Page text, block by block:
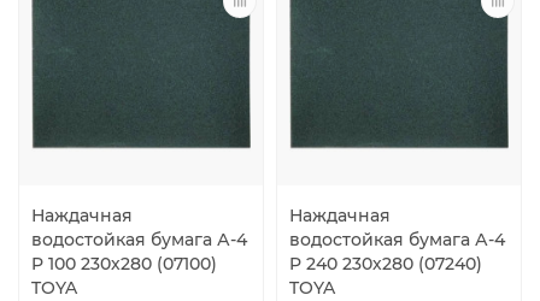
Наждачная
водостойкая бумага А-4
P 100 230х280 (07100)
TOYA
Наждачная
водостойкая бумага А-4
P 240 230х280 (07240)
TOYA